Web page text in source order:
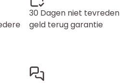
30 Dagen niet tevreden
geld terug garantie